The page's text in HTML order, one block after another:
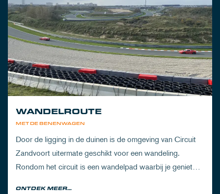
MET DE BENENWAGEN
WANDELROUTE
Door de ligging in de duinen is de omgeving van Circuit
Zandvoort uitermate geschikt voor een wandeling.
Rondom het circuit is een wandelpad waarbij je geniet
ONTDEK MEER...